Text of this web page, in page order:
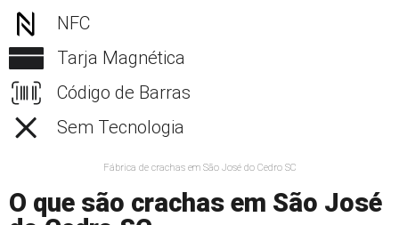
NFC
Tarja Magnética
Código de Barras
Sem Tecnologia
Fábrica de crachas em São José do Cedro SC
O que são crachas em São José